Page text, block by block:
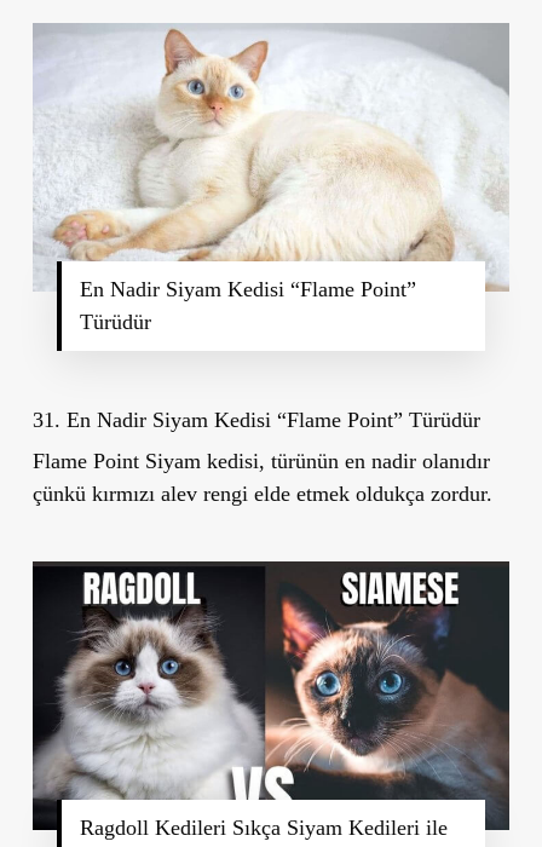
En Nadir Siyam Kedisi “Flame Point”
Türüdür
31. En Nadir Siyam Kedisi “Flame Point” Türüdür
Flame Point Siyam kedisi, türünün en nadir olanıdır
çünkü kırmızı alev rengi elde etmek oldukça zordur.
Ragdoll Kedileri Sıkça Siyam Kedileri ile